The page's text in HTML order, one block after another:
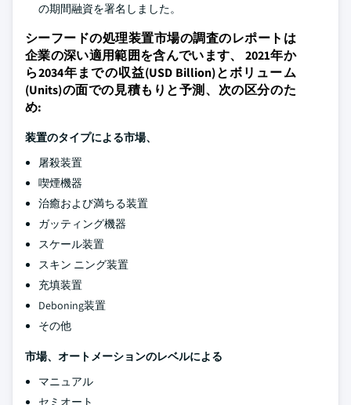
の期間融資を署名しました。
シーフードの処理装置市場の調査のレポートは
企業の深い適用範囲を含んでいます、 2021年か
ら2034年までの収益(USD Billion)とボリューム
(Units)の面での見積もりと予測、次の区分のた
め:
装置のタイプによる市場、
屠殺装置
喫煙機器
治癒および満ちる装置
ガッティング機器
スケール装置
スキン ニング装置
充填装置
Deboning装置
その他
市場、オートメーションのレベルによる
マニュアル
セミオート